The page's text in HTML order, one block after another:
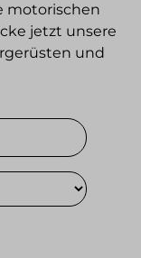
motorischen
jetzt unsere
und